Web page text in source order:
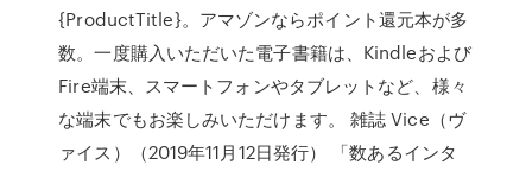
{ProductTitle}。アマゾンならポイント還元本が多
数。一度購入いただいた電子書籍は、Kindleおよび
Fire端末、スマートフォンやタブレットなど、様々
な端末でもお楽しみいただけます。 雑誌 Vice（ヴ
ァイス）（2019年11月12日発行） 「数あるインタ